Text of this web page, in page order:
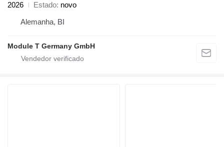
2026
Estado novo
Alemanha, BI
Module T Germany GmbH